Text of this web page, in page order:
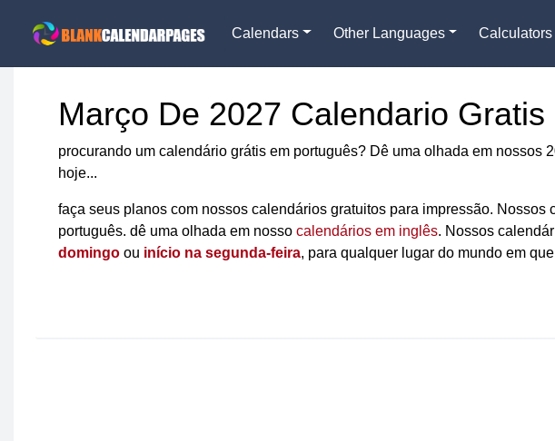
Calendars Other Languages Calculators
Março De 2027 Calendario
procurando um calendário grátis em português? Dê uma olhada em nossos
hoje...
faça seus planos com nossos calendários gratuitos para impressão.
português. dê uma olhada em nosso calendários em inglês. Nossos
domingo ou início na segunda-feira, para qualquer lugar do mundo em